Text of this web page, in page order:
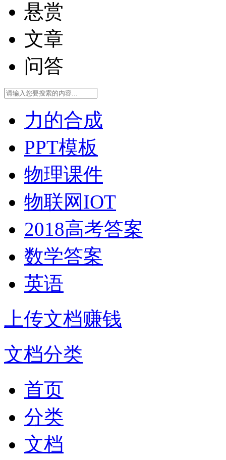
悬赏
文章
问答
力的合成
PPT模板
物理课件
物联网IOT
2018高考答案
数学答案
英语
上传文档赚钱
文档分类
首页
分类
文档